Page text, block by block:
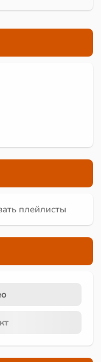
плейлисты